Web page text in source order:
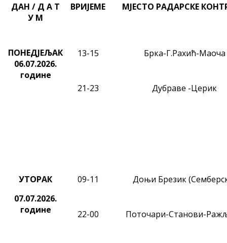
ДАН / Д А Т
У М
ВРИЈЕМЕ МЈЕСТО РАДАРСКЕ
ПОНЕДЈЕЉАК
06.07.2026.
године
13-15 Брка-Г.Рахић-Маоча
21-23 Дубраве -Церик
УТОРАК
07.07.2026.
године
09-11 Доњи Брезик
22-00 Поточари-Станови-